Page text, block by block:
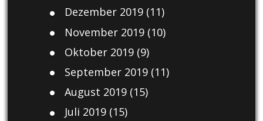
Dezember 2019(11)
November 2019(10)
Oktober 2019(9)
September 2019(11)
August 2019(15)
Juli 2019(15)